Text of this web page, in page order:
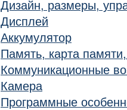
Дизайн, размеры,
Дисплей
Аккумулятор
Память, карта
Коммуникационные
Камера
Программные